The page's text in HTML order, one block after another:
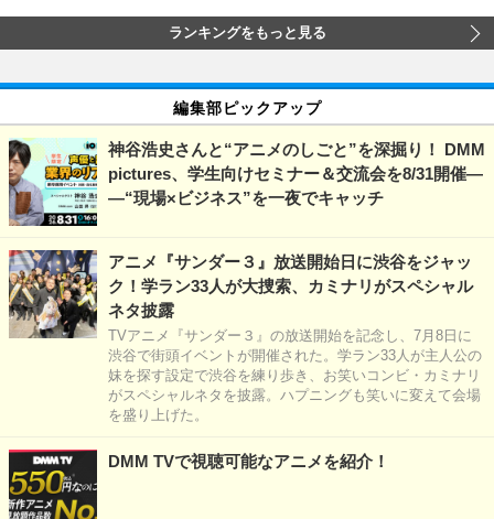
ランキングをもっと見る
編集部ピックアップ
神谷浩史さんと“アニメのしごと”を深掘り！ DMM
pictures、学生向けセミナー＆交流会を8/31開催―
―“現場×ビジネス”を一夜でキャッチ
アニメ『サンダー３』放送開始日に渋谷をジャッ
ク！学ラン33人が大捜索、カミナリがスペシャル
ネタ披露
TVアニメ『サンダー３』の放送開始を記念し、7月8日に
渋谷で街頭イベントが開催された。学ラン33人が主人公の
妹を探す設定で渋谷を練り歩き、お笑いコンビ・カミナリ
がスペシャルネタを披露。ハプニングも笑いに変えて会場
を盛り上げた。
DMM TVで視聴可能なアニメを紹介！